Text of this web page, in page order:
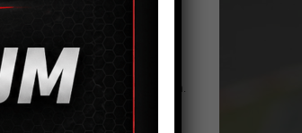
Camaro V8 hinten Gen.6 an.
an und bieten identisches